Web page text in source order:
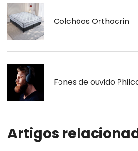
Colchões Orthocrin
Fones de ouvido
Artigos